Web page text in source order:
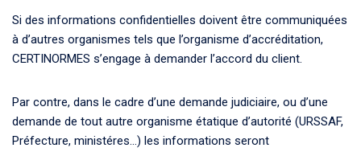
Si des informations confidentielles doivent être communiquées
à d’autres organismes tels que l’organisme d’accréditation,
CERTINORMES s’engage à demander l’accord du client.
Par contre, dans le cadre d’une demande judiciaire, ou d’une
demande de tout autre organisme étatique d’autorité (URSSAF,
Préfecture, ministéres…) les informations seront